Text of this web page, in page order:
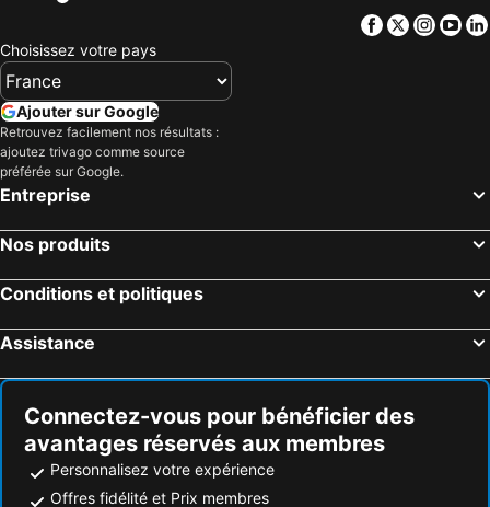
Facebook
Twitter
Choisissez votre pays
Ajouter sur Google
Retrouvez facilement nos résultats :
ajoutez trivago comme source
préférée sur Google.
Entreprise
Nos produits
Conditions et politiques
Assistance
Connectez-vous pour bénéficier des
avantages réservés aux membres
Personnalisez votre expérience
Offres fidélité et Prix membres